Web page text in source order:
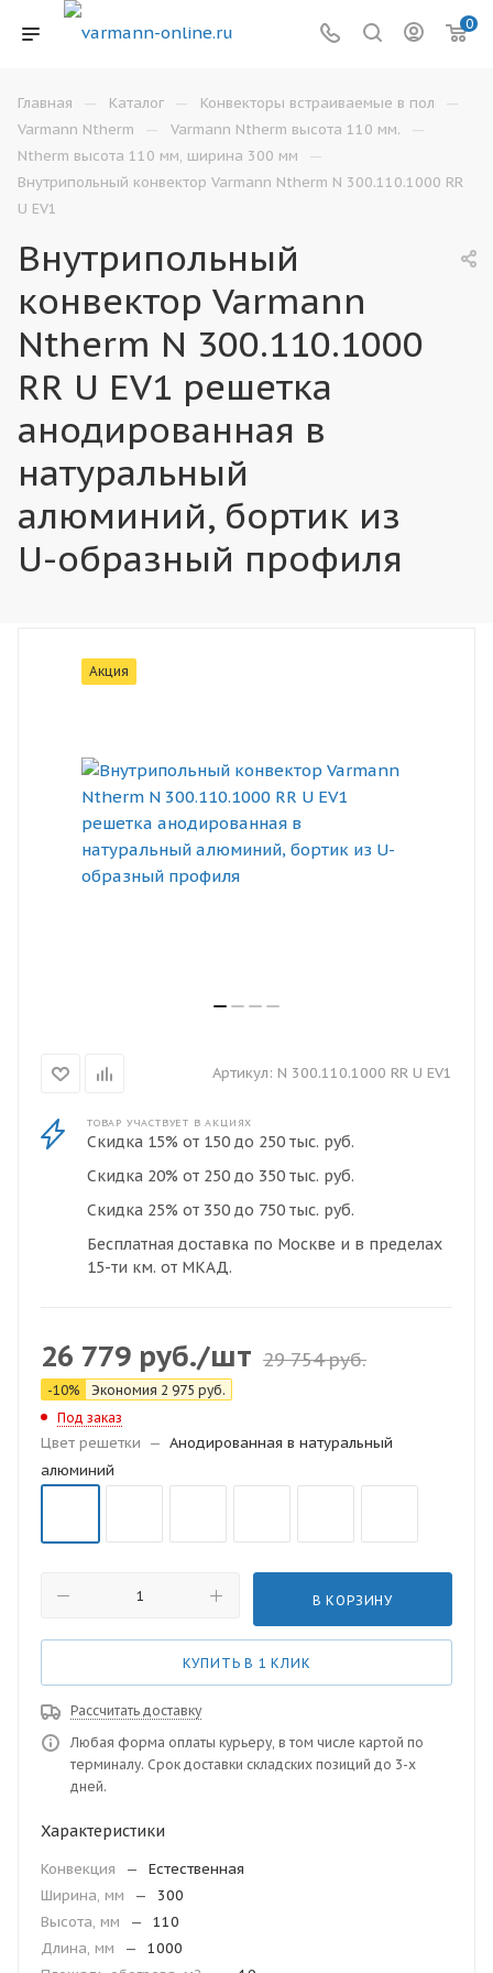
0
Главная — Каталог — Конвекторы встраиваемые в пол —
Varmann Ntherm — Varmann Ntherm высота 110 мм. —
Ntherm высота 110 мм, ширина 300 мм —
Внутрипольный конвектор Varmann Ntherm N 300.110.1000 RR
U EV1
Внутрипольный
конвектор Varmann
Ntherm N 300.110.1000
RR U EV1 решетка
анодированная в
натуральный
алюминий, бортик из
U-образный профиля
Акция
Артикул: N 300.110.1000 RR U EV1
ТОВАР УЧАСТВУЕТ В АКЦИЯХ
Скидка 15% от 150 до 250 тыс. руб.
Скидка 20% от 250 до 350 тыс. руб.
Скидка 25% от 350 до 750 тыс. руб.
Бесплатная доставка по Москве и в пределах
15-ти км. от МКАД.
26 779 руб./шт 29 754руб.
-10% Экономия 2 975 руб.
Под заказ
Цвет решетки — Анодированная в натуральный
алюминий
В КОРЗИНУ
КУПИТЬ В 1 КЛИК
Рассчитать доставку
Любая форма оплаты курьеру, в том числе картой по
терминалу. Срок доставки складских позиций до 3-х
дней.
Характеристики
Конвекция —
Естественная
Ширина, мм
—
300
Высота, мм
—
110
Длина, мм
—
1000